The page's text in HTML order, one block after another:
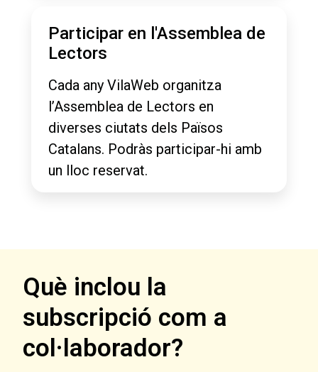
Participar en l'Assemblea de
Lectors
Cada any VilaWeb organitza
l’Assemblea de Lectors en
diverses ciutats dels Països
Catalans. Podràs participar-hi amb
un lloc reservat.
Què inclou la
subscripció com a
col·laborador?